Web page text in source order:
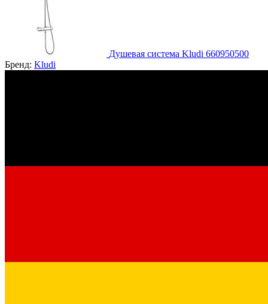
Душевая система Kludi 660950500
Бренд: Kludi